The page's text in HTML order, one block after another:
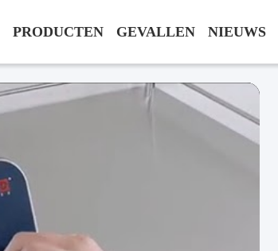
PRODUCTEN GEVALLEN NIEUWS